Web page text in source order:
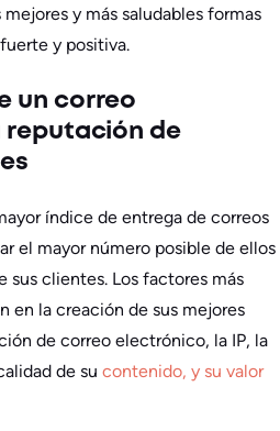
y más saludables formas
y positiva.
un correo
reputación de
índice de entrega de correos
el mayor número posible de ellos
sus clientes. Los factores más
en la creación de sus mejores
de correo electrónico, la IP, la
de su contenido, y su valor